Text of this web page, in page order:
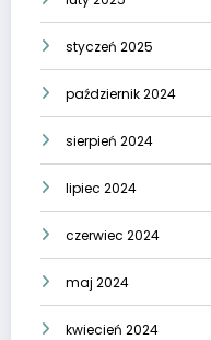
styczeń 2025
październik 2024
sierpień 2024
lipiec 2024
czerwiec 2024
maj 2024
kwiecień 2024